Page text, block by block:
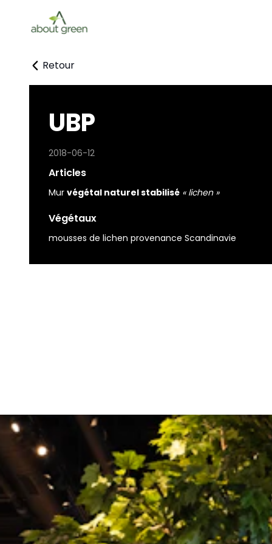
Retour
UBP
2018-06-12
Articles
Mur végétal naturel stabilisé « lichen »
Végétaux
mousses de lichen provenance Scandinavie